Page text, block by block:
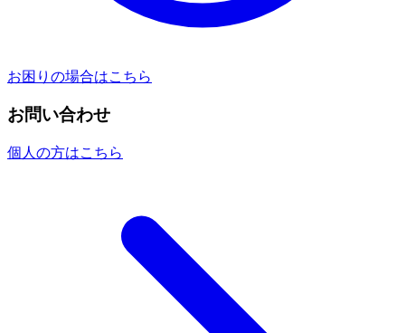
お困りの場合はこちら
お問い合わせ
個人の方はこちら